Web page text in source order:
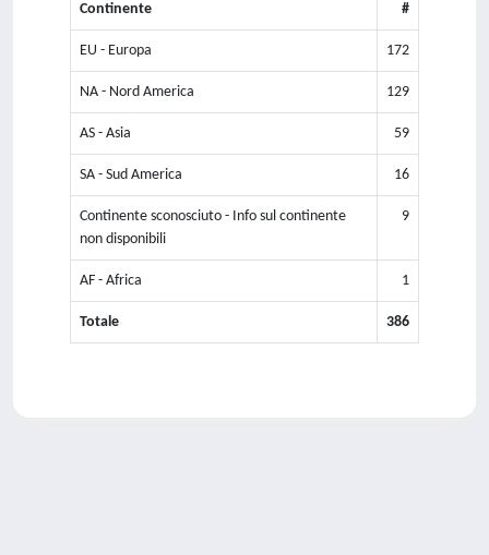
Continente #
EU - Europa 172
NA - Nord America 129
AS - Asia 59
SA - Sud America 16
Continente sconosciuto - Info sul continente
non disponibili
9
AF - Africa 1
Totale 386